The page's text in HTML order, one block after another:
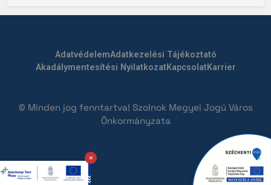
AdatvédelemAdatkezelési Tájékoztató
Akadálymentesítési NyilatkozatKapcsolatKarrier
© Minden jog fenntartva! Szolnok Megyei Jogú Város
Önkormányzata
×